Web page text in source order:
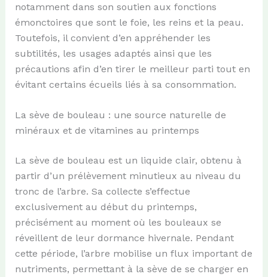
notamment dans son soutien aux fonctions
émonctoires que sont le foie, les reins et la peau.
Toutefois, il convient d’en appréhender les
subtilités, les usages adaptés ainsi que les
précautions afin d’en tirer le meilleur parti tout en
évitant certains écueils liés à sa consommation.
La sève de bouleau : une source naturelle de
minéraux et de vitamines au printemps
La sève de bouleau est un liquide clair, obtenu à
partir d’un prélèvement minutieux au niveau du
tronc de l’arbre. Sa collecte s’effectue
exclusivement au début du printemps,
précisément au moment où les bouleaux se
réveillent de leur dormance hivernale. Pendant
cette période, l’arbre mobilise un flux important de
nutriments, permettant à la sève de se charger en